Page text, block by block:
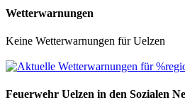
Wetterwarnungen
Keine Wetterwarnungen für Uelzen
Feuerwehr Uelzen in den Sozialen